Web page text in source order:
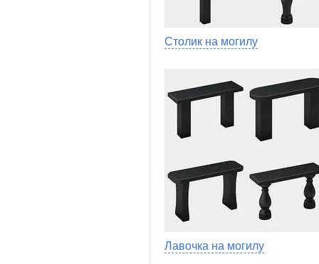
Столик на могилу
Лавочка на могилу